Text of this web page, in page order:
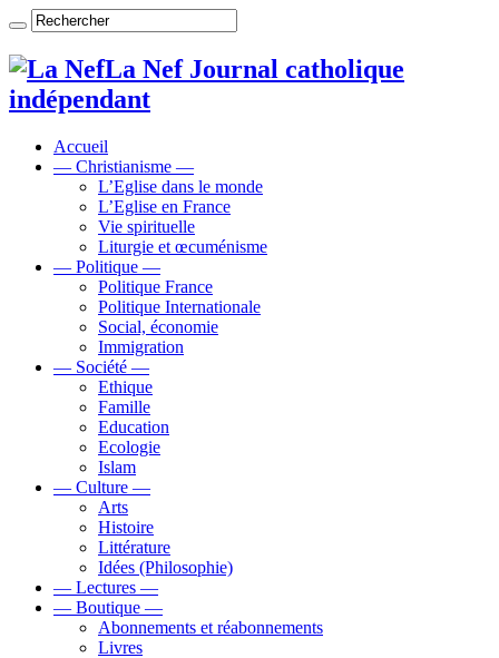
La Nef Journal catholique
indépendant
Accueil
— Christianisme —
L’Eglise dans le monde
L’Eglise en France
Vie spirituelle
Liturgie et œcuménisme
— Politique —
Politique France
Politique Internationale
Social, économie
Immigration
— Société —
Ethique
Famille
Education
Ecologie
Islam
— Culture —
Arts
Histoire
Littérature
Idées (Philosophie)
— Lectures —
— Boutique —
Abonnements et réabonnements
Livres